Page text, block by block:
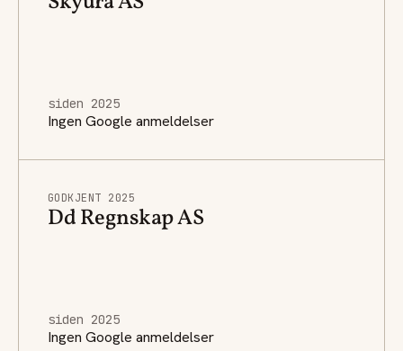
siden 2025
Ingen Google anmeldelser
GODKJENT 2025
Dd Regnskap AS
siden 2025
Ingen Google anmeldelser